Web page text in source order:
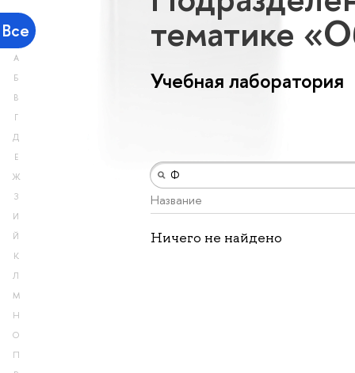
Все
А
Б
В
Г
Д
Е
Ж
З
И
Й
К
Л
М
Н
О
П
тематике
Учебная лаборатория
Название
Ничего не найдено